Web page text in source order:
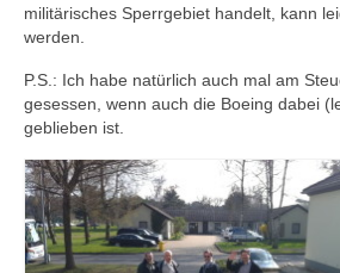
militärisches Sperrgebiet handelt, kann
werden.
P.S.: Ich habe natürlich auch mal am
gesessen, wenn auch die Boeing dabei
geblieben ist.